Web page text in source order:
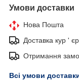
Умови доставки
Нова Пошта
Доставка кур '
Отримання
Всі умови